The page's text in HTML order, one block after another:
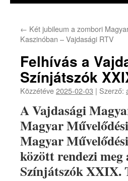
← Két jubileum a zombori
Kaszinóban – Vajdasági RTV
Felhívás a
Színjátszók
Közzétéve2025-02-03 | Szerző:
A Vajdasági
Magyar
Magyar
között rendezi
Színjátszók XXIX.